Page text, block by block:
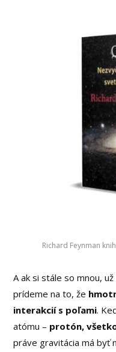
Richard Feynman
A ak si stále so mnou,
prídeme na to, že
interakcií s poľami.
atómu – protón,
práve gravitácia má byť